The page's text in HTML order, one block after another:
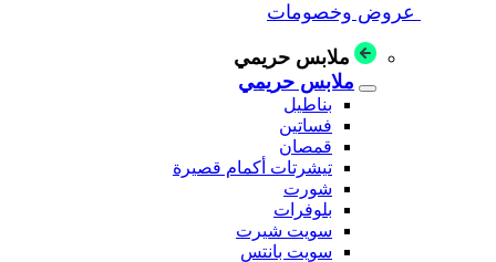
عروض وخصومات
ملابس حريمي
ملابس حريمي
بناطيل
فساتين
قمصان
تيشرتات أكمام قصيرة
شورت
بلوفرات
سويت شيرت
سويت بانتس